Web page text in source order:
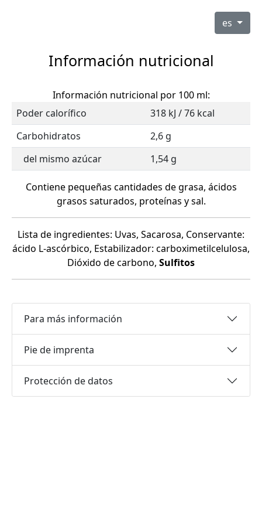
es
Información nutricional
Información nutricional por 100 ml:
Poder calorífico
318 kJ / 76 kcal
Carbohidratos
2,6 g
del mismo azúcar
1,54 g
Contiene pequeñas cantidades de grasa, ácidos
grasos saturados, proteínas y sal.
Lista de ingredientes: Uvas, Sacarosa, Conservante:
ácido L-ascórbico, Estabilizador: carboximetilcelulosa,
Dióxido de carbono, Sulfitos
Para más información
Pie de imprenta
Protección de datos